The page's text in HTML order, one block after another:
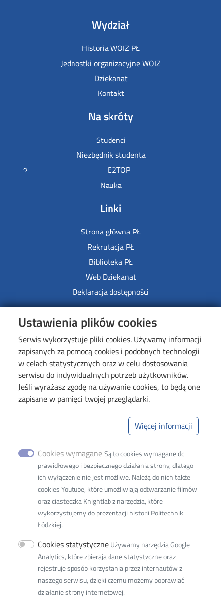
Ustawienia plików cookies
Serwis wykorzystuje pliki cookies. Używamy informacji
zapisanych za pomocą cookies i podobnych technologii
w celach statystycznych oraz w celu dostosowania
serwisu do indywidualnych potrzeb użytkowników.
Jeśli wyrażasz zgodę na używanie cookies, to będą one
zapisane w pamięci twojej przeglądarki.
Więcej informacji
Cookies wymagane Są to cookies wymagane do
prawidłowego i bezpiecznego działania strony, dlatego
ich wyłączenie nie jest możliwe. Należą do nich także
cookies Youtube, które umożliwiają odtwarzanie filmów
oraz ciasteczka Knightlab z narzędzia, które
wykorzystujemy do prezentacji historii Politechniki
Łódzkiej.
Cookies statystyczne Używamy narzędzia Google
Analytics, które zbieraja dane statystyczne oraz
rejestruje sposób korzystania przez internautów z
naszego serwisu, dzięki czemu możemy poprawiać
działanie strony internetowej.
Image
Politechnika Łódzka
Wydział Organizacji i Zarządzania
93-005 Łódź, ul. Wólczańska 221
Adres do korespondencji:
90-924 Łódź
ul. Żeromskiego 116
Adres do doręczeń elektronicznych (ADE):AE:PL-
77859-99877-ERVVB-29
tel. 42 631 37 68
e-mail:w8w8d@adm.p.lodz.pl
adres ePUAP: /PolitLodz/W9
NIP: 727 002 18 95
Wydział
Historia WOIZ PŁ
Jednostki organizacyjne WOIZ
Dziekanat
Kontakt
Na skróty
Studenci
Niezbędnik studenta
E2TOP
Nauka
Linki
Strona główna PŁ
Rekrutacja PŁ
Biblioteka PŁ
Web Dziekanat
Deklaracja dostępności